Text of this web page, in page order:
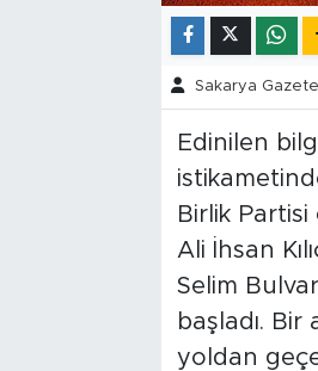
Sakarya
Edinilen
Birlik Partisi
Ali İhsan
Selim
başladı.
yoldan